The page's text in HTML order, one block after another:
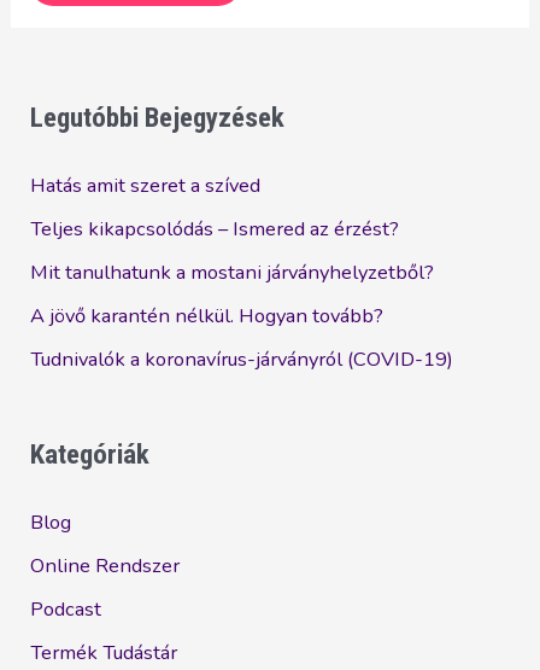
született
Legutóbbi Bejegyzések
Hatás amit szeret a szíved
Teljes kikapcsolódás – Ismered az érzést?
Mit tanulhatunk a mostani járványhelyzetből?
A jövő karantén nélkül. Hogyan tovább?
Tudnivalók a koronavírus-járványról (COVID-19)
Kategóriák
Blog
Online Rendszer
Podcast
Termék Tudástár